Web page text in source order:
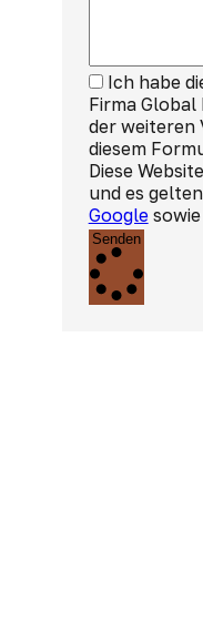
Ich habe
Firma Global
der weiteren
diesem
Diese
und es
Googlesowie
Senden